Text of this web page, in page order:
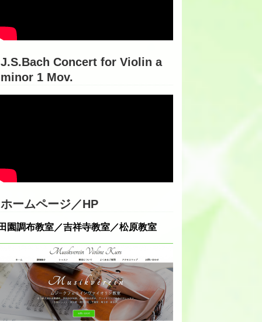
J.S.Bach Concert for Violin a
minor 1 Mov.
ホームページ／HP
園調布教室／吉祥寺教室／松原教室